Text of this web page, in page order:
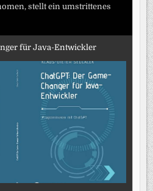
stellt ein umstrittenes
für Java-Entwickler